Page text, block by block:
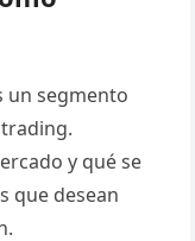
un segmento
y qué se
que desean